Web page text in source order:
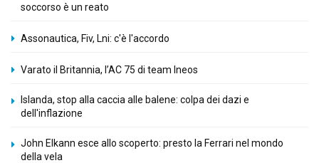
soccorso è un reato
Assonautica, Fiv, Lni: c'è l'accordo
Varato il Britannia, l’AC 75 di team Ineos
Islanda, stop alla caccia alle balene: colpa dei dazi e
dell'inflazione
John Elkann esce allo scoperto: presto la Ferrari nel mondo
della vela